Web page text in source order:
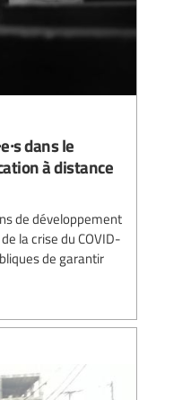
dans le
à distance
de développement
la crise du COVID-
de garantir